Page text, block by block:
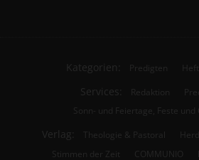
Kategorien: Predigten
Services: Redaktion
Sonn- und Feiertage, Feste
Verlag: Theologie & Pastoral
Stimmen der Zeit
COMMUNIO